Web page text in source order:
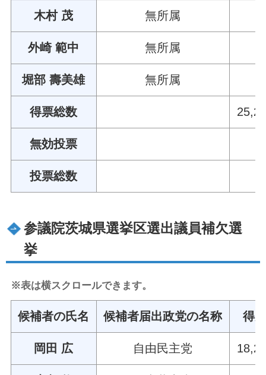
木村 茂 無所属
外崎 範中 無所属
堀部 壽美雄 無所属
得票総数
無効投票
投票総数
参議院茨城県選挙区選出議員補欠選
挙
※表は横スクロールできます。
候補者の氏名 候補者届出政党の名称 得
岡田 広 自由民主党